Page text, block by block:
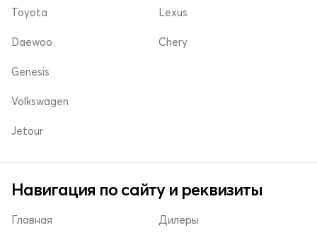
Toyota
Daewoo
Lexus
Chery
Genesis
Volkswagen
Jetour
Навигация по сайту и реквизиты
Главная Дилеры